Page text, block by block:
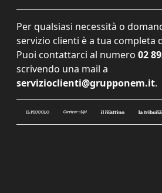
Per qualsiasi necessità o
servizio clienti è a tua completa
Puoi contattarci al numero 02
scrivendo una mail a
servizioclienti@grupponem.it.